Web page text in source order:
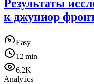
Результаты
к джуниор
Easy
12 min
6.2K
Analytics